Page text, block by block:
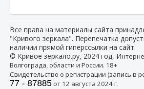
Все права на материалы сайта
"Кривого зеркала". Перепечатка
наличии прямой гиперссылки на сайт.
© Кривое зеркало.ру, 2024 год, И
Волгограда, области и России. 18+
Свидетельство о регистрации (запись в
77 - 87885от 12 августа 2024 г.